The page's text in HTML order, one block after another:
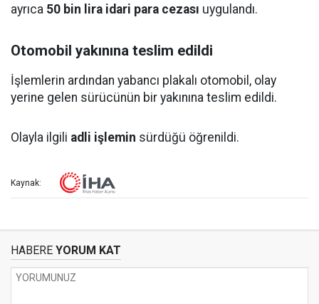
ayrıca 50 bin lira idari para cezası uygulandı.
Otomobil yakınına teslim edildi
İşlemlerin ardından yabancı plakalı otomobil, olay
yerine gelen sürücünün bir yakınına teslim edildi.
Olayla ilgili adli işlemin sürdüğü öğrenildi.
Kaynak:
HABERE YORUM KAT